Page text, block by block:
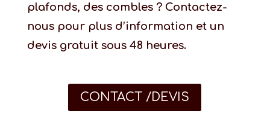
plafonds, des combles ? Contactez-
nous pour plus d’information et un
devis gratuit sous 48 heures.
CONTACT /DEVIS